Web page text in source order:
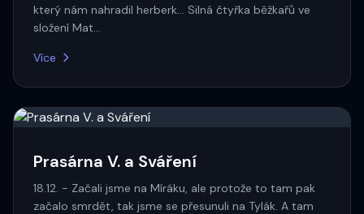
který nám nahradil herberk... Silná čtyřka běžkařů ve
složení Mat…
Více
Prasárna V. a Sváření
18.12. - Začali jsme na Míráku, ale protože to tam pak
začalo smrdět, tak jsme se přesunuli na Tylák. A tam